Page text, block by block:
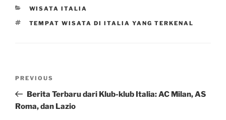
CATEGORIES
WISATA ITALIA
TAGS
TEMPAT WISATA DI ITALIA YANG TERKENAL
Previous
Post
PREVIOUS
Berita Terbaru dari Klub-klub Italia: AC Milan, AS
Roma, dan Lazio